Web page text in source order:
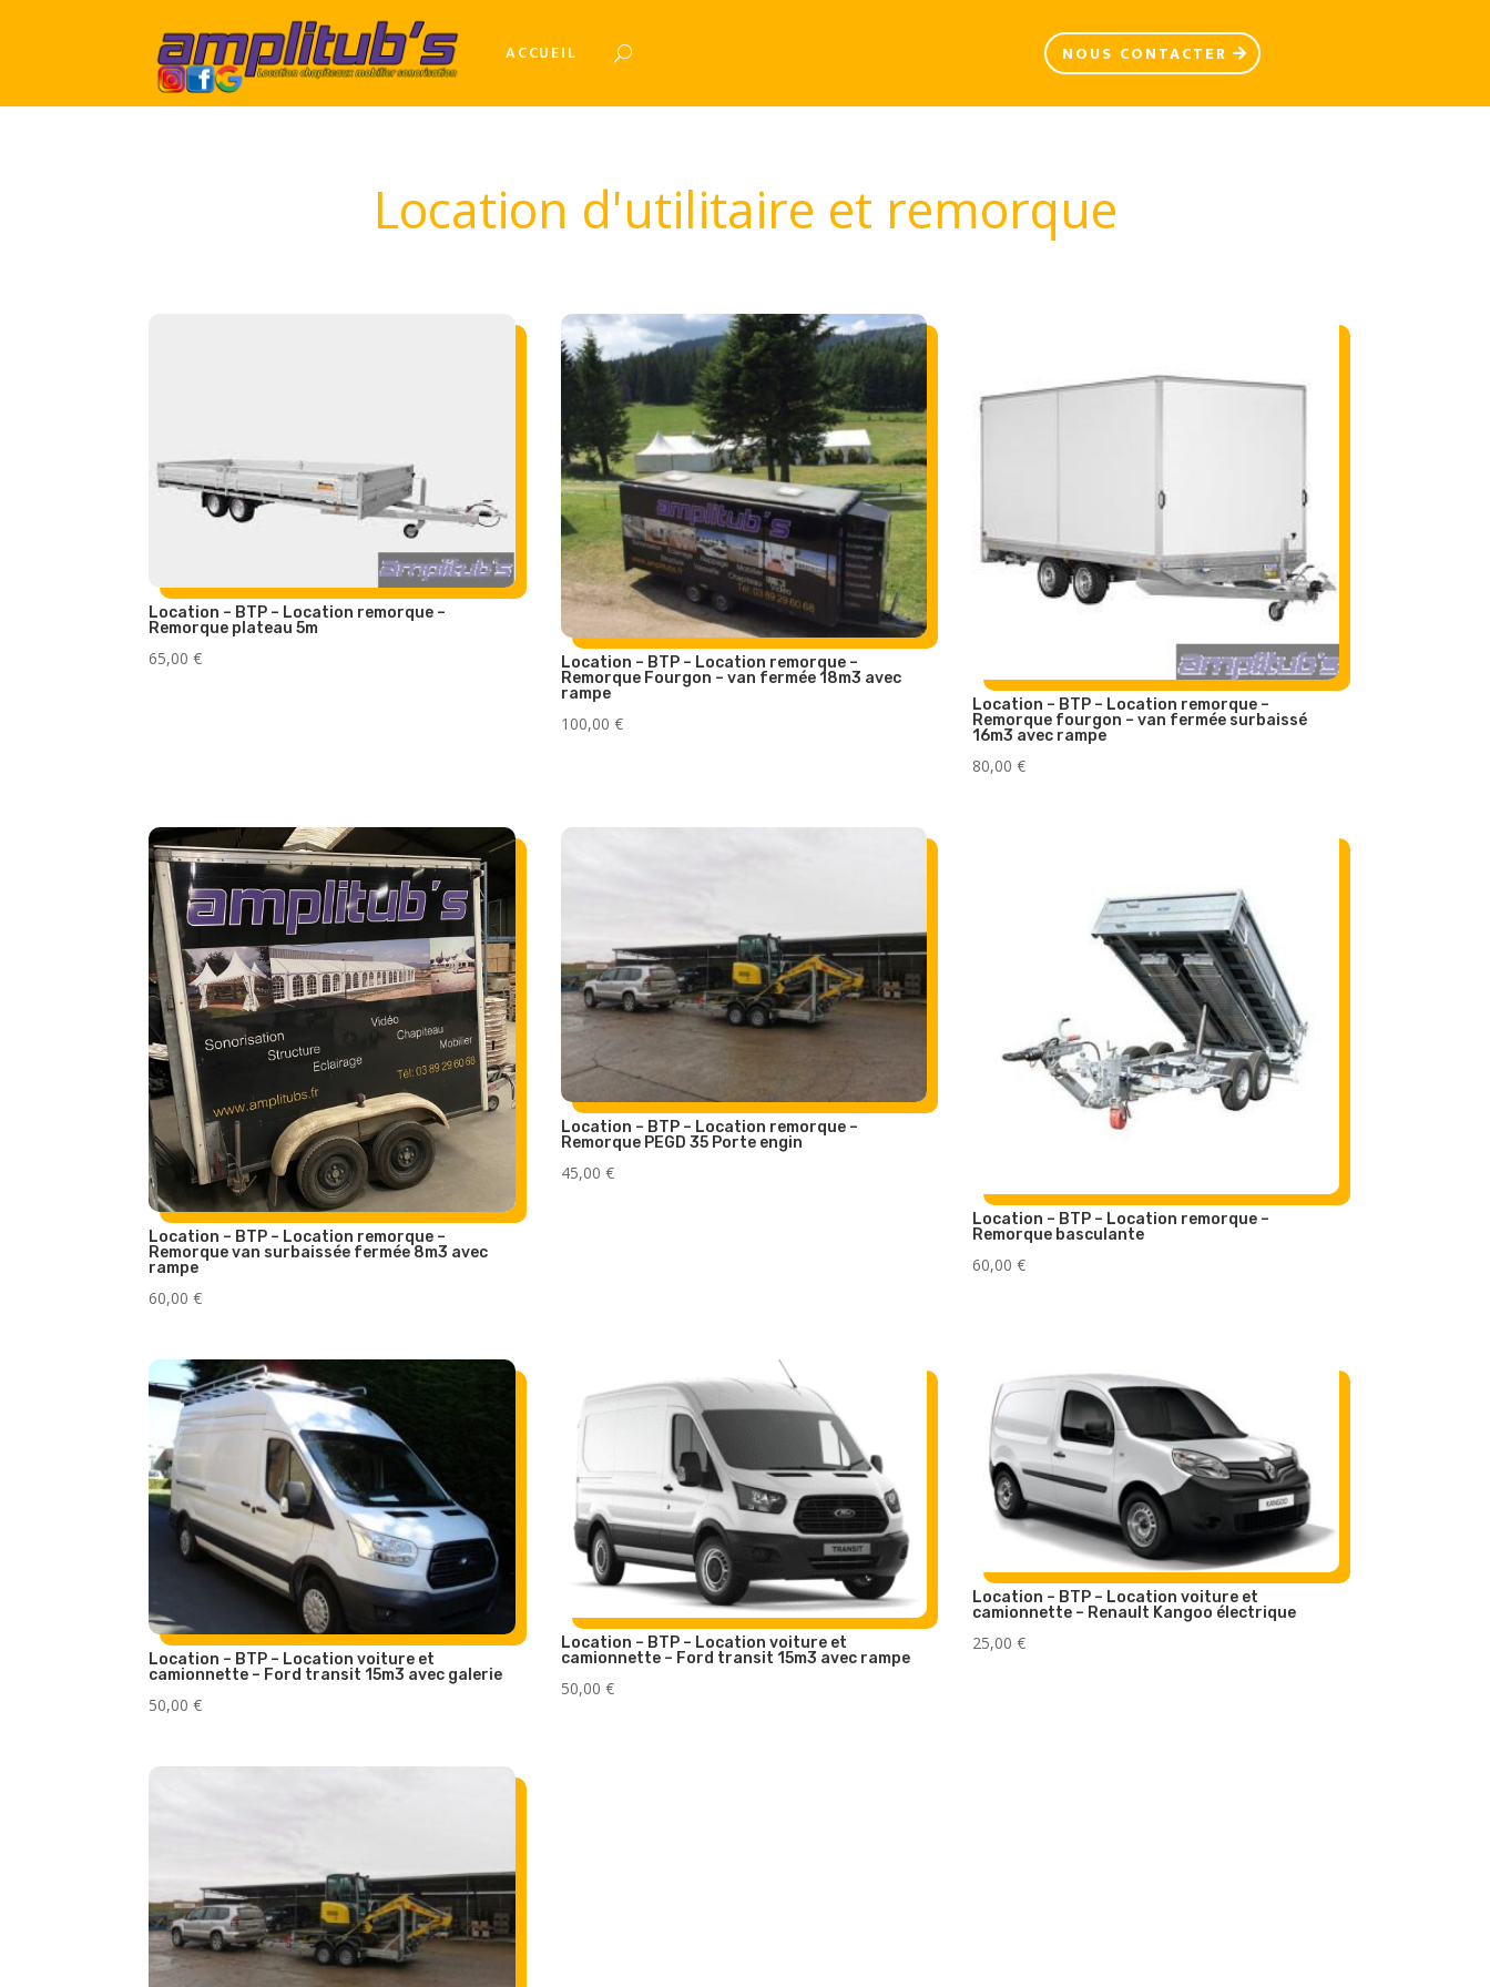
ACCUEIL NOUS CONTACTER
Location d'utilitaire et remorque
Location – BTP – Location remorque –
Remorque plateau 5m
65,00€
Location – BTP – Location remorque –
Remorque Fourgon – van fermée 18m3 avec
rampe
100,00 €
Location – BTP – Location remorque –
Remorque fourgon – van fermée surbaissé
16m3 avec rampe
80,00€
Location – BTP – Location remorque –
Remorque van surbaissée fermée 8m3 avec
rampe
60,00€
Location – BTP – Location remorque –
Remorque PEGD 35 Porte engin
45,00 €
Location – BTP – Location remorque –
Remorque basculante
60,00€
Location – BTP – Location voiture et
camionnette – Ford transit 15m3 avec galerie
50,00€
Location – BTP – Location voiture et
camionnette – Ford transit 15m3 avec rampe
50,00 €
Location – BTP – Location voiture et
camionnette – Renault Kangoo électrique
25,00€